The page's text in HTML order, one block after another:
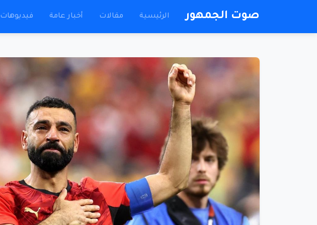
صوت الجمهور الرئيسية مقالات أخبار عامة فيديوهات